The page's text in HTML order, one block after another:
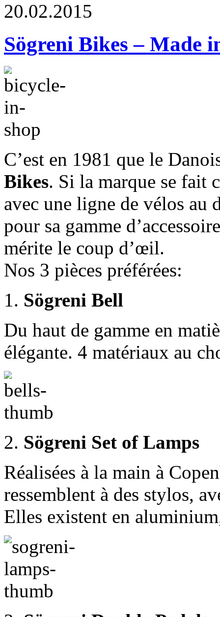
20.02.2015
Sögreni Bikes – Made
C’est en 1981 que le
Bikes. Si la marque se fait
avec une ligne de vélos au
pour sa gamme
mérite le coup d’œil.
Nos 3 pièces préférées:
1. Sögreni Bell
Du haut de gamme en
élégante. 4 matériaux au
2. Sögreni Set of Lamps
Réalisées à la main à
ressemblent à des stylos,
Elles existent en